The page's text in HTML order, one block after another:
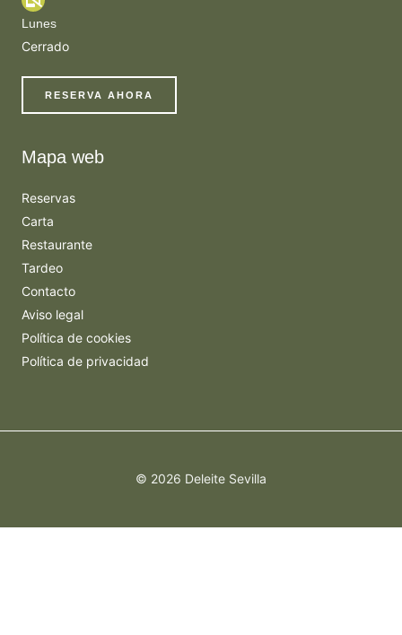
Lunes
Cerrado
RESERVA AHORA
Mapa web
Reservas
Carta
Restaurante
Tardeo
Contacto
Aviso legal
Política de cookies
Política de privacidad
© 2026 Deleite Sevilla